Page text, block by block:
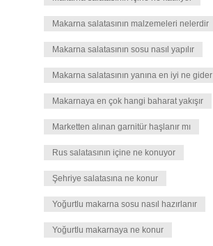
Makarna salatasının malzemeleri nelerdir
Makarna salatasının sosu nasıl yapılır
Makarna salatasının yanına en iyi ne gider
Makarnaya en çok hangi baharat yakışır
Marketten alınan garnitür haşlanır mı
Rus salatasının içine ne konuyor
Şehriye salatasına ne konur
Yoğurtlu makarna sosu nasıl hazırlanır
Yoğurtlu makarnaya ne konur